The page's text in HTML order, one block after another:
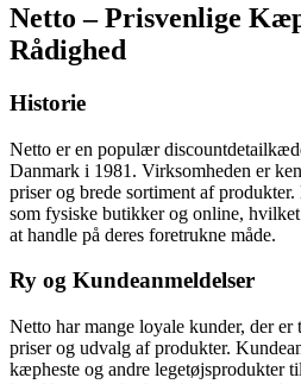
Netto – Prisvenlige
Rådighed
Historie
Netto er en populær
Danmark i 1981. Virksomheden er
priser og brede sortiment af
som fysiske butikker og online,
at handle på deres foretrukne måde.
Ry og Kundeanmeldelser
Netto har mange loyale kunder, der
priser og udvalg af produkter.
kæpheste og andre legetøjsprodukter